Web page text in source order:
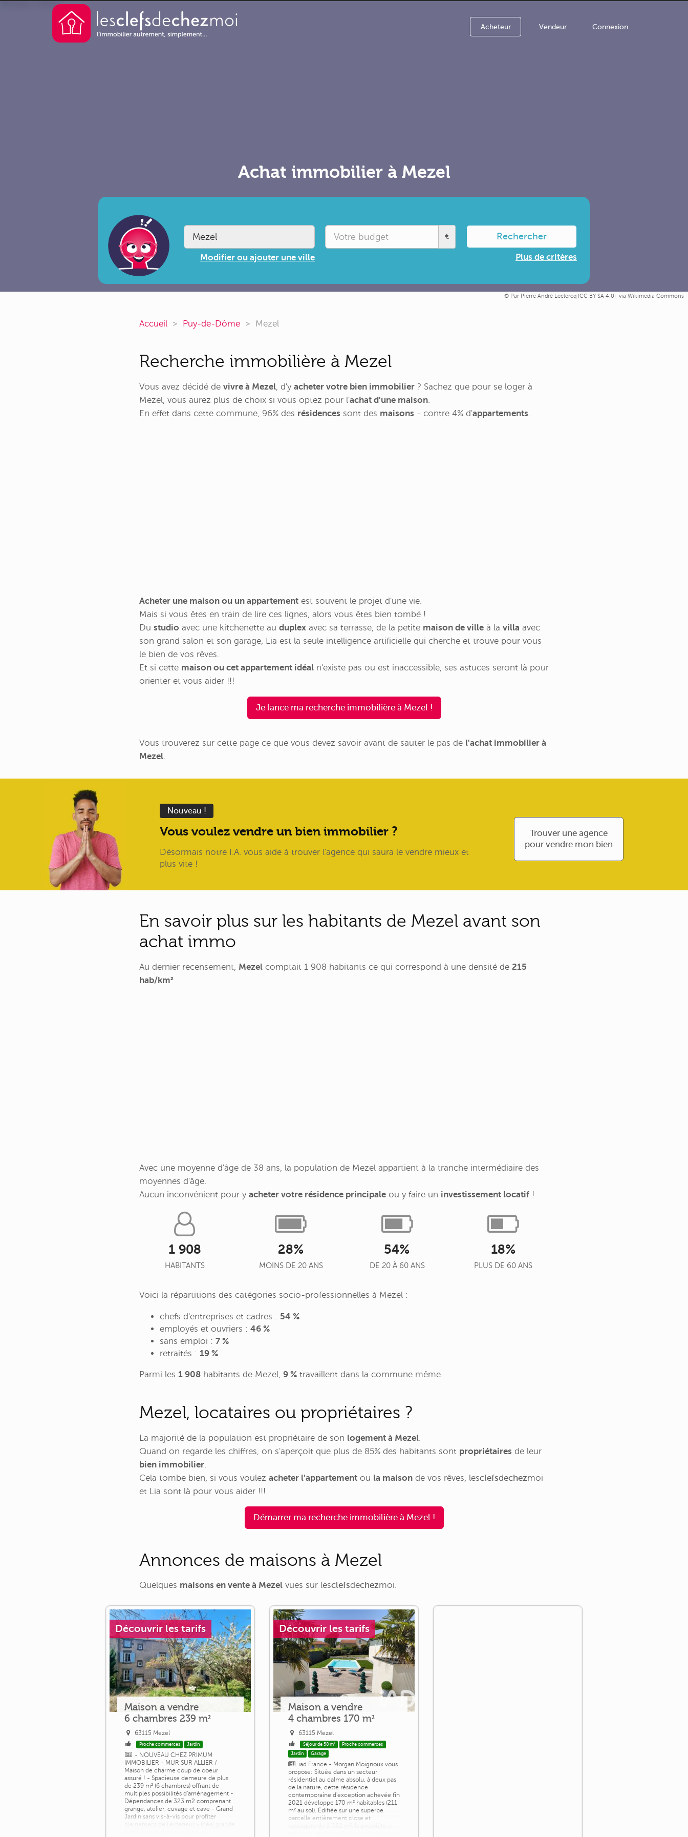
Acheteur Vendeur Connexion
Par Pierre André Leclercq [CC BY-SA 4.0], via Wikimedia Commons
Achat immobilier à Mezel
Modifier ou ajouter une ville
€ Rechercher
Plus de critères
Accueil Puy-de-Dôme Mezel
Recherche immobilière à Mezel
Vous avez décidé de vivre à Mezel, d'y acheter votre bien immobilier ? Sachez que pour se loger à
Mezel, vous aurez plus de choix si vous optez pour l'achat d'une maison.
En effet dans cette commune, 96% des résidences sont des maisons - contre 4% d'appartements.
Acheter une maison ou un appartement est souvent le projet d'une vie.
Mais si vous êtes en train de lire ces lignes, alors vous êtes bien tombé !
Du studio avec une kitchenette au duplex avec sa terrasse, de la petite maison de ville à la villa avec
son grand salon et son garage, Lia est la seule intelligence artificielle qui cherche et trouve pour vous
le bien de vos rêves.
Et si cette maison ou cet appartement idéal n'existe pas ou est inaccessible, ses astuces seront là pour
orienter et vous aider !!!
Je lance ma recherche immobilière à Mezel !
Vous trouverez sur cette page ce que vous devez savoir avant de sauter le pas de l'achat immobilier à
Mezel
Nouveau !
Vous voulez vendre un bien immobilier ?
Désormais notre I.A. vous aide à trouver l'agence qui saura le vendre mieux et
plus vite !
Trouver une agence
pour vendre mon bien
En savoir plus sur les habitants de Mezel avant son
achat immo
Au dernier recensement, Mezel comptait 1 908 habitants ce qui correspond à une densité de 215
hab/km²
Avec une moyenne d'âge de 38 ans, la population de Mezel appartient à la tranche intermédiaire des
moyennes d'âge.
Aucun inconvénient pour y acheter votre résidence principale ou y faire un investissement locatif !
1 908
HABITANTS
28%
MOINS DE 20 ANS
54%
DE 20 À 60 ANS
18%
PLUS DE 60 ANS
Voici la répartitions des catégories socio-professionnelles à Mezel :
chefs d'entreprises et cadres : 54 %
employés et ouvriers : 46 %
sans emploi : 7 %
retraités : 19 %
Parmi les 1 908 habitants de Mezel, 9 % travaillent dans la commune même.
Mezel, locataires ou propriétaires ?
La majorité de la population est propriétaire de son logement à Mezel
Quand on regarde les chiffres, on s'aperçoit que plus de 85% des habitants sont propriétaires de leur
bien immobilier
Cela tombe bien, si vous voulez acheter l'appartement ou la maison de vos rêves, lesclefsdechezmoi
et Lia sont là pour vous aider !!!
Démarrer ma recherche immobilière à Mezel !
Annonces de maisons à Mezel
Quelques maisons en vente à Mezel vues sur lesclefsdechezmoi.
Découvrir les tarifs
Maison a vendre
6 chambres 239 m²
63115 Mezel
Proche commerces Jardin
- NOUVEAU CHEZ PRIMUM
IMMOBILIER - MUR SUR ALLIER /
Maison de charme coup de coeur
assuré ! - Spacieuse demeure de plus
de 239 m² (6 chambres) offrant de
multiples possibilités d'aménagement -
Dépendances de 323 m2 comprenant
grange, atelier, cuvage et cave - Grand
Jardin sans vis-à-vis pour profiter
Découvrir les tarifs
Maison a vendre
4 chambres 170 m²
63115 Mezel
Séjour de 58 m²
Proche commerces
Jardin
Garage
iad France - Morgan Moignoux vous
propose: Située dans un secteur
résidentiel au calme absolu, à deux pas
de la nature, cette résidence
contemporaine d'exception achevée fin
2021 développe 170 m² habitables (211
m² au sol). Édifiée sur une superbe
parcelle entièrement close et